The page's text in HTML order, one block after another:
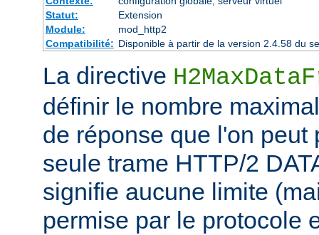
Statut:
Extension
Module:
mod_http2
Compatibilité: Disponible à partir de la version 2.4.58 du
La directive
définir le nombre
de réponse que l'on peut
seule trame HTTP/2
signifie aucune limite
permise par le protocole